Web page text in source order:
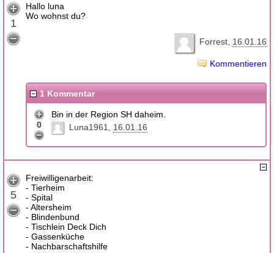
1
Hallo luna
Wo wohnst du?
Forrest 16.01.16
Kommentieren
1 Kommentar
0
Bin in der Region SH daheim.
Luna1961
16.01.16
5
Freiwilligenarbeit:
- Tierheim
- Spital
- Altersheim
- Blindenbund
- Tischlein Deck Dich
- Gassenküche
- Nachbarschaftshilfe